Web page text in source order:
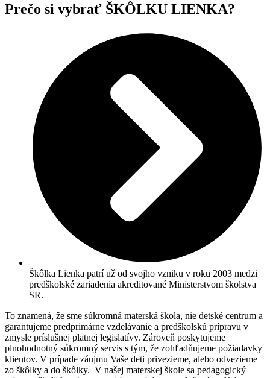
Prečo si vybrať ŠKÔLKU LIENKA?
Škôlka Lienka patrí už od svojho vzniku v roku 2003 medzi
predškolské zariadenia akreditované Ministerstvom školstva
SR.
To znamená, že sme súkromná materská škola, nie detské centrum a
garantujeme predprimárne vzdelávanie a predškolskú prípravu v
zmysle príslušnej platnej legislatívy. Zároveň poskytujeme
plnohodnotný súkromný servis s tým, že zohľadňujeme požiadavky
klientov. V prípade záujmu Vaše deti privezieme, alebo odvezieme
zo škôlky a do škôlky. V našej materskej škole sa pedagogický